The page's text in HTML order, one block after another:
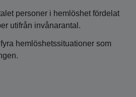
personer i hemlöshet fördelat
utifrån invånarantal.
hemlöshetssituationer som